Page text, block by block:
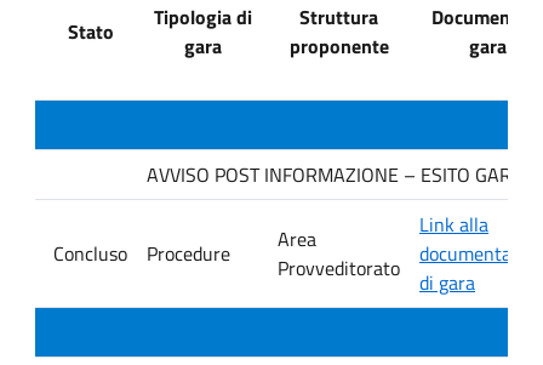
Stato
Tipologia di
gara
Struttura
proponente
Documenti di
gara
AVVISO POST INFORMAZIONE – ESITO
Concluso Procedure
Area
Provveditorato
Link alla
di gara